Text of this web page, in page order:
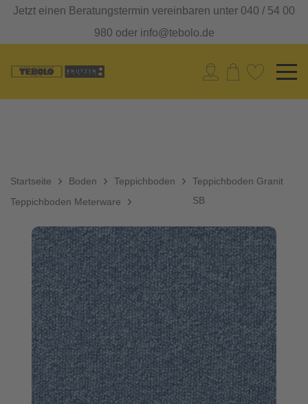
Jetzt einen Beratungstermin vereinbaren unter 040 / 54 00
980 oder info@tebolo.de
Startseite Boden
Teppichboden
Teppichboden Meterware
Teppichboden Granit
SB